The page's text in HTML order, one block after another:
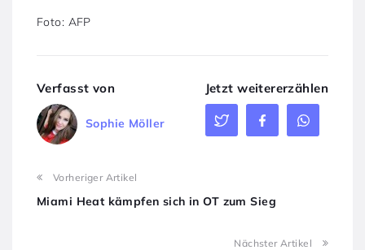
Foto: AFP
Verfasst von
Sophie Möller
Jetzt weitererzählen
Vorheriger Artikel
Miami Heat kämpfen sich in OT zum Sieg
Nächster Artikel